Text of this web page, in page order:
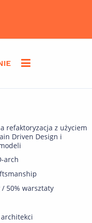
refaktoryzacja z użyciem
Driven Design i
arch
/ 50% warsztaty